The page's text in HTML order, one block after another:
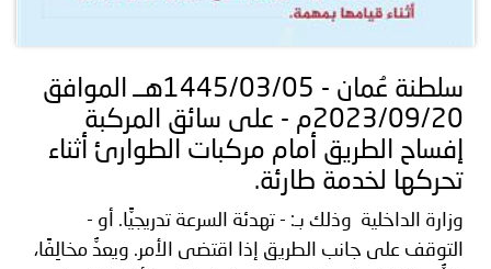
سلطنة عُمان - 1445/03/05هــ الموافق
2023/09/20م - على سائق المركبة
إفساح الطريق أمام مركبات الطوارئ أثناء
تحركها لخدمة طارئة.
وزارة الداخلية وذلك بـ: - تهدئة السرعة تدريجيًّا. أو -
التوقف على جانب الطريق إذا اقتضى الأمر. ويعدُّ مخالِفًا،